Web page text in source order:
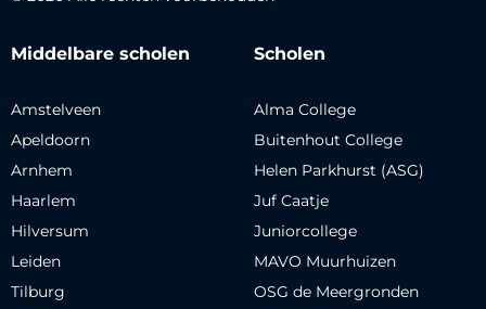
Middelbare scholen
Amstelveen
Apeldoorn
Arnhem
Haarlem
Hilversum
Leiden
Tilburg
Scholen
Alma College
Buitenhout College
Helen Parkhurst (ASG)
Juf Caatje
Juniorcollege
MAVO Muurhuizen
OSG de Meergronden